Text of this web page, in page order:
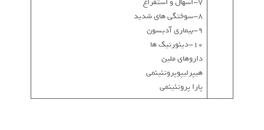
8-سوختگی های شدید
9-بیماری آدیسون
10-دیئورتیک ها
داروهای ملین
هیپرلیپوپروتئینمی
پارا پروتئینمی